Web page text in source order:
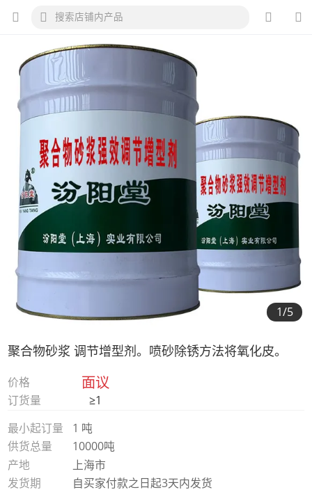
1/5
聚合物砂浆 调节增型剂。喷砂除锈方法将氧化皮。
价格 面议
订货量
≥1
最小起订量
1 吨
供货总量
10000吨
产地
上海市
发货期
自买家付款之日起3天内发货